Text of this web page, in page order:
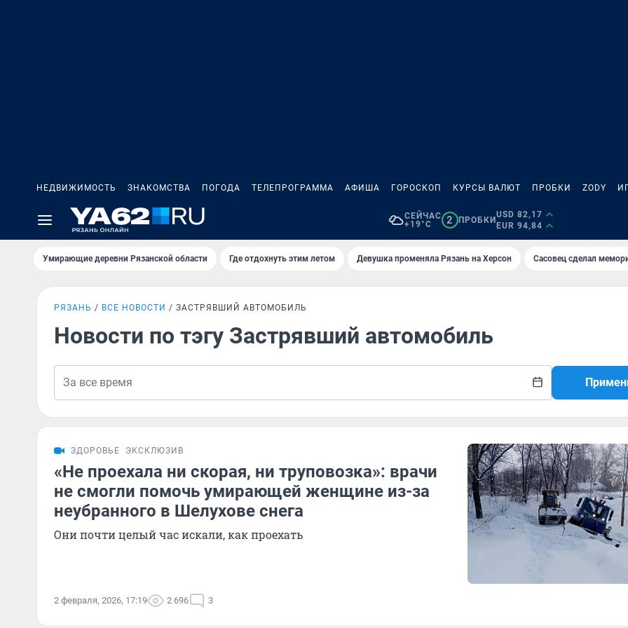
НЕДВИЖИМОСТЬ ЗНАКОМСТВА ПОГОДА ТЕЛЕПРОГРАММА АФИША ГОРОСКОП КУРСЫ ВАЛЮТ ПРОБКИ ZODY
СЕЙЧАС
+19°C
2 ПРОБКИ
USD 82,17
EUR 94,84
Умирающие деревни Рязанской области Где отдохнуть этим летом Девушка променяла Рязань на Херсон Сасовец сделал
РЯЗАНЬ ВСЕ НОВОСТИ ЗАСТРЯВШИЙ АВТОМОБИЛЬ
Новости по тэгу Застрявший автомобиль
ЗДОРОВЬЕ ЭКСКЛЮЗИВ
«Не проехала ни скорая, ни труповозка»: врачи
не смогли помочь умирающей женщине из-за
неубранного в Шелухове снега
Они почти целый час искали, как проехать
2 февраля, 2026, 17:19 2 696 3